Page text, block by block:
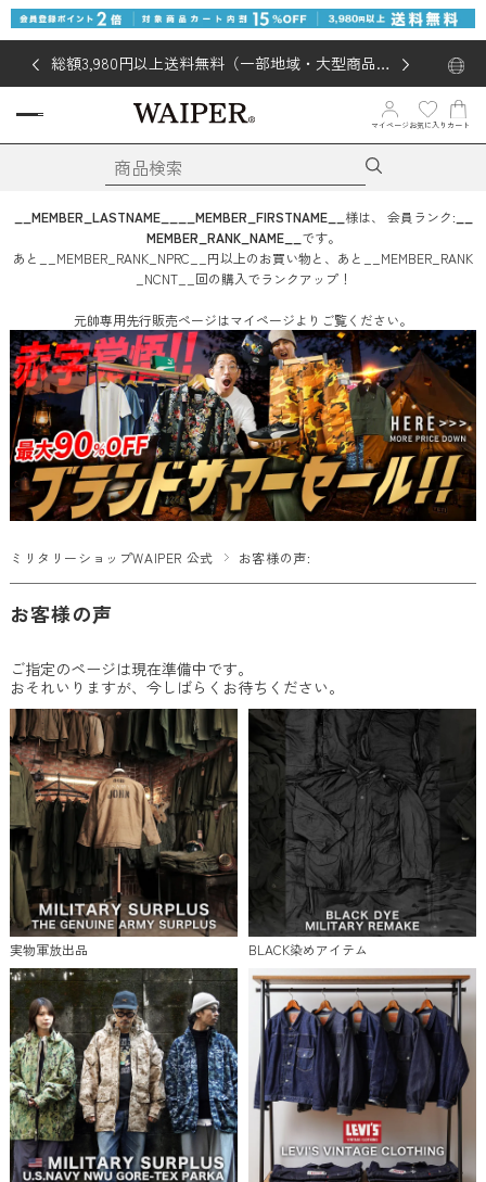
総額3,980円以上送料無料（一部地域・大型商品対
マイページ お気に入り カート
__MEMBER_LASTNAME__ __MEMBER_FIRSTNAME__ 様は、 会員ランク:
MEMBER_RANK_NAME__ です。
あと
__MEMBER_RANK_NPRC__ 円以上のお買い物と、あと
__MEMBER_RANK
_NCNT__ 回の購入でランクアップ！
元帥専用先行販売ページはマイページよりご覧ください。
ミリタリーショップWAIPER 公式 お客様の声:
お客様の声
ご指定のページは現在準備中です。
おそれいりますが、今しばらくお待ちください。
実物軍放出品 BLACK染めアイテム